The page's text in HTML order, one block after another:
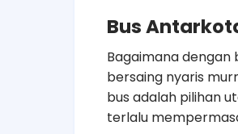
Bus
Bagaimana dengan
bersaing nyaris
bus adalah pilihan
terlalu